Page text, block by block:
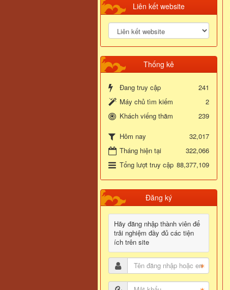
Liên kết website
Thống kê
Đang truy cập
241
Máy chủ tìm kiếm
2
Khách viếng thăm
239
Hôm nay
32,017
Tháng hiện tại
322,066
Tổng lượt truy cập 88,377,109
Đăng ký
Hãy đăng nhập thành viên để
trải nghiệm đầy đủ các tiện
ích trên site